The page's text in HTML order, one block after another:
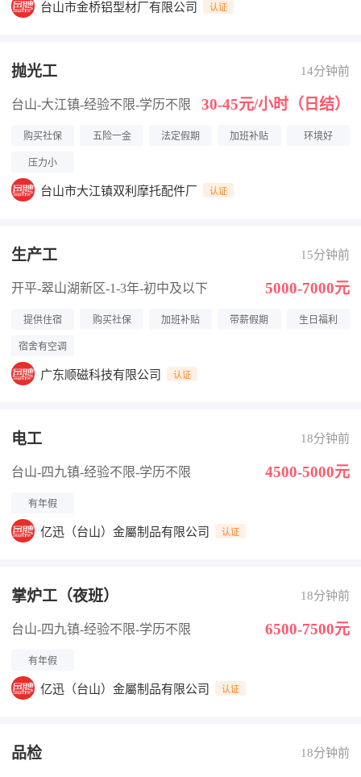
台山市金桥铝型材厂有限公司 认证
抛光工 14分钟前
台山-大江镇-经验不限-学历不限 30-45元/小时（日结）
购买社保 五险一金 法定假期 加班补贴 环境好
压力小
台山市大江镇双利摩托配件厂 认证
生产工 15分钟前
开平-翠山湖新区-1-3年-初中及以下 5000-7000元
提供住宿 购买社保 加班补贴 带薪假期 生日福利
宿舍有空调
广东顺磁科技有限公司 认证
电工 18分钟前
台山-四九镇-经验不限-学历不限 4500-5000元
有年假
亿迅（台山）金屬制品有限公司 认证
掌炉工（夜班） 18分钟前
台山-四九镇-经验不限-学历不限 6500-7500元
有年假
亿迅（台山）金屬制品有限公司 认证
品检 18分钟前